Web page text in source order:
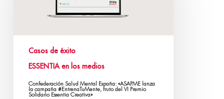
Casos de éxito
ESSENTIA en los medios
Confederación Salud Mental España: «ASAPME lanza
la campaña #EntrenaTuMente, fruto del VI Premio
Solidario Essentia Creativa»